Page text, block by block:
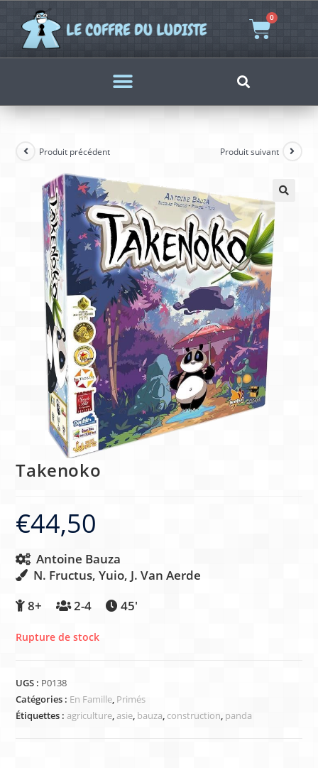
0
Produit précédent Produit suivant
Takenoko
€44,50
Antoine Bauza
N. Fructus, Yuio, J. Van Aerde
8+
2-4 45′
Rupture de stock
UGS : P0138
Catégories : En Famille, Primés
Étiquettes :agriculture,asie, bauza, construction, panda